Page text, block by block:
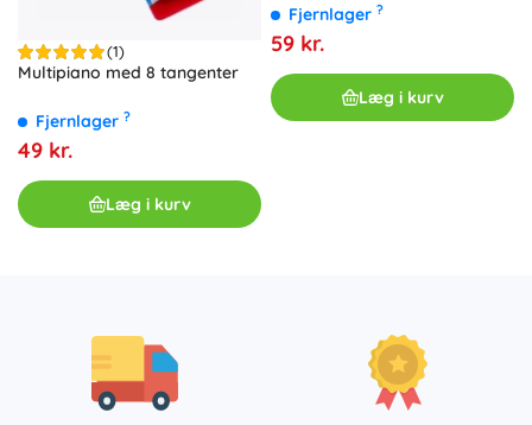
(1)
Multipiano med 8 tangenter
Fjernlager ?
49 kr.
Læg i kurv
Fjernlager ?
59 kr.
Læg i kurv